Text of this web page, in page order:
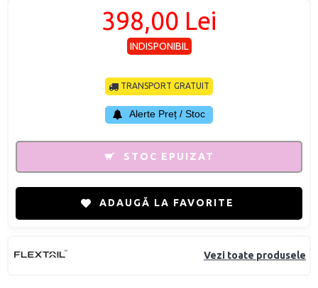
Vezi toate produsele
398,00 Lei
INDISPONIBIL
TRANSPORT GRATUIT
Alerte Preț / Stoc
STOC EPUIZAT
ADAUGĂ LA FAVORITE